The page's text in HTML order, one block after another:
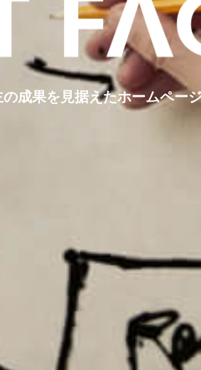
の成果を見据えたホームペー